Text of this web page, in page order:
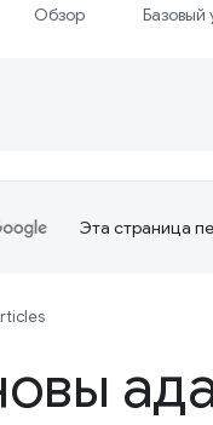
Обзор Базовый
Эта страница